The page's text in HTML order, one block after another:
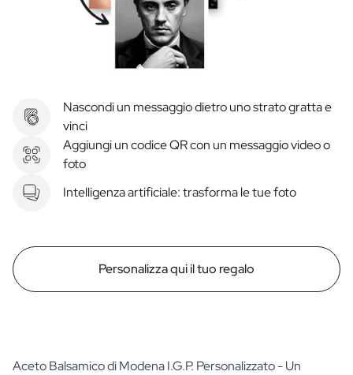
Nascondi un messaggio dietro uno strato gratta e
vinci
Aggiungi un codice QR con un messaggio video o
foto
Intelligenza artificiale: trasforma le tue foto
Personalizza qui il tuo regalo
Aceto Balsamico di Modena I.G.P. Personalizzato - Un